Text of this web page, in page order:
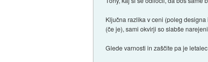
Ključna razlika v ceni (poleg
(če je), sami okvirji so slabše
Glede varnosti in zaščite pa je